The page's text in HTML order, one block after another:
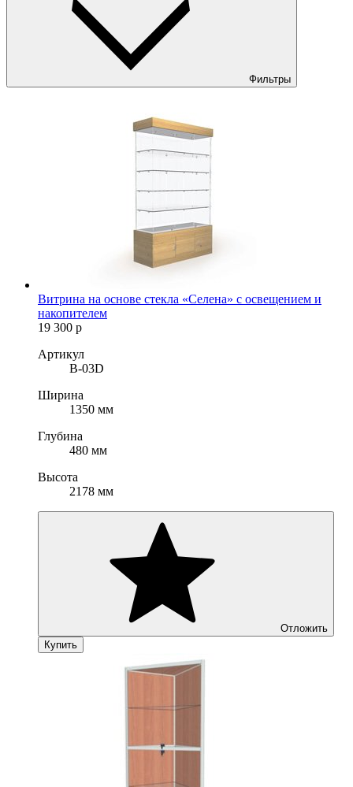
Фильтры
Витрина на основе стекла «Селена» с освещением и
накопителем
19 300 р
Артикул
B-03D
Ширина
1350 мм
Глубина
480 мм
Высота
2178 мм
Отложить
Купить